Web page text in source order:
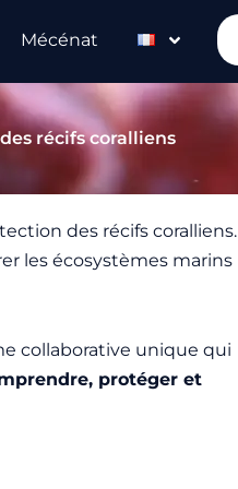
Mécénat
récifs coralliens
des récifs coralliens.
les écosystèmes marins
collaborative unique qui
protéger et